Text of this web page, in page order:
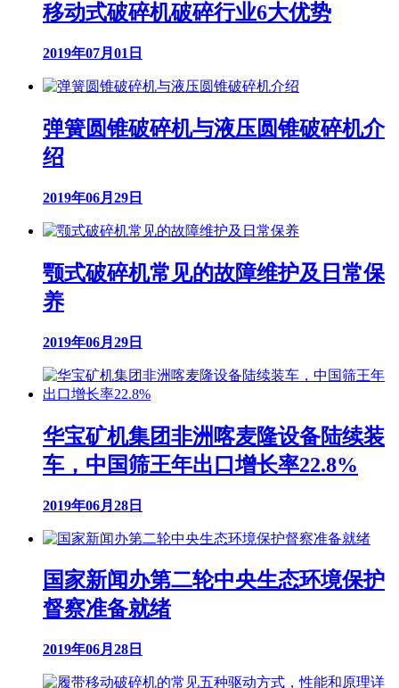
移动式破碎机破碎行业6大优势
2019年07月01日
弹簧圆锥破碎机与液压圆锥破碎机介
绍
2019年06月29日
颚式破碎机常见的故障维护及日常保
养
2019年06月29日
华宝矿机集团非洲喀麦隆设备陆续装
车，中国筛王年出口增长率22.8%
2019年06月28日
国家新闻办第二轮中央生态环境保护
督察准备就绪
2019年06月28日